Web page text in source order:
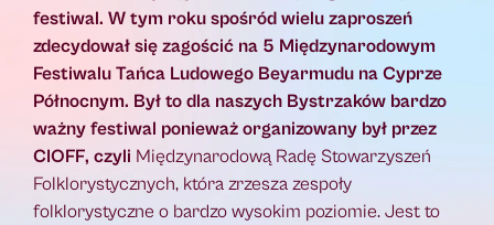
festiwal. W tym roku spośród wielu zaproszeń
zdecydował się zagościć na 5 Międzynarodowym
Festiwalu Tańca Ludowego Beyarmudu na Cyprze
Północnym. Był to dla naszych Bystrzaków bardzo
ważny festiwal ponieważ organizowany był przez
CIOFF, czyli Międzynarodową Radę Stowarzyszeń
Folklorystycznych, która zrzesza zespoły
folklorystyczne o bardzo wysokim poziomie. Jest to